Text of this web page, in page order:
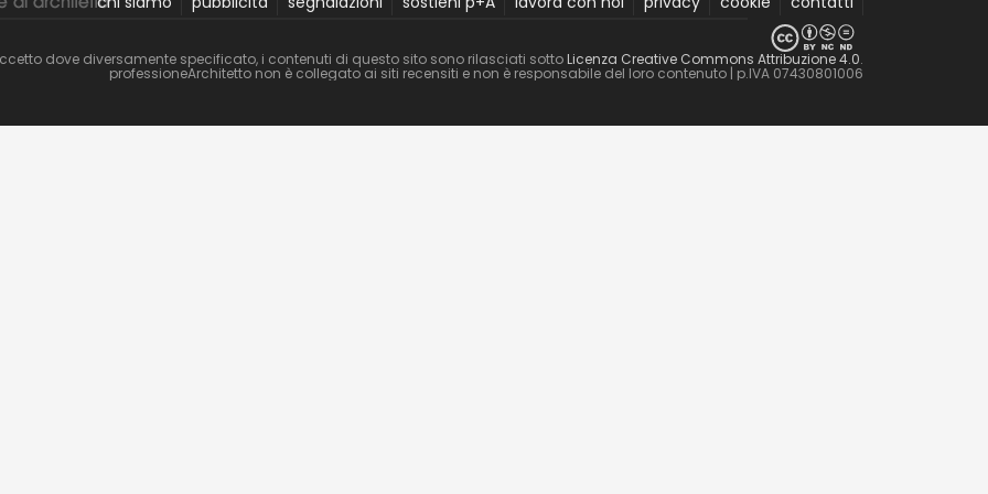
dove diversamente specificato, i contenuti di questo sito sono rilasciati sottoLicenza Creative Commons Attribuzione 4.0.
professioneArchitetto non è collegato ai siti recensiti e non è responsabile del loro contenuto | p.IVA 07430801006